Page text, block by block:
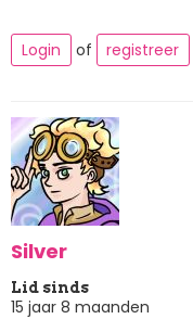
Login of registreer
Silver
Lid sinds
15 jaar 8 maanden